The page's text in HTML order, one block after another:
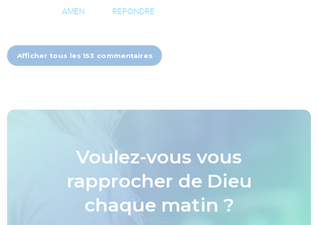
AMEN RÉPONDRE
Afficher tous les 153 commentaires
Voulez-vous vous
rapprocher de Dieu
chaque matin ?